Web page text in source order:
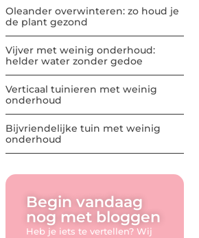
Oleander overwinteren: zo houd je
de plant gezond
Vijver met weinig onderhoud:
helder water zonder gedoe
Verticaal tuinieren met weinig
onderhoud
Bijvriendelijke tuin met weinig
onderhoud
Begin vandaag
nog met bloggen
Heb je iets te vertellen? Wij